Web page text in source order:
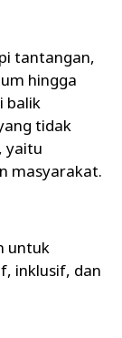
tantangan,
hingga
balik
tidak
yaitu
masyarakat.
untuk
inklusif, dan